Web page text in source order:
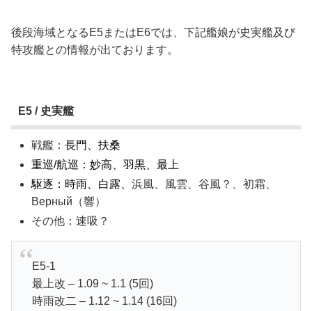
後段海域となるE5またはE6では、下記艦娘が史実艦及び
特攻艦との情報が出ております。
E5 / 史実艦
戦艦：長門、扶桑
重巡/航巡：妙高、羽黒、最上
駆逐：時雨、白露、浜風、風雲、谷風？、初霜、
Верный（響）
その他：速吸？
E5-1
最上改 – 1.09 ~ 1.1 (5回)
時雨改二 – 1.12 ~ 1.14 (16回)